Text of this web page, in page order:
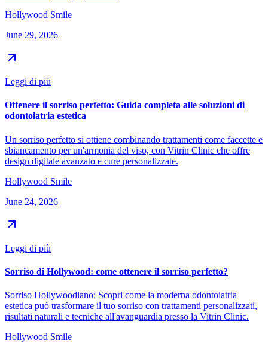
Hollywood Smile
June 29, 2026
Leggi di più
Ottenere il sorriso perfetto: Guida completa alle soluzioni di
odontoiatria estetica
Un sorriso perfetto si ottiene combinando trattamenti come faccette e
sbiancamento per un'armonia del viso, con Vitrin Clinic che offre
design digitale avanzato e cure personalizzate.
Hollywood Smile
June 24, 2026
Leggi di più
Sorriso di Hollywood: come ottenere il sorriso perfetto?
Sorriso Hollywoodiano: Scopri come la moderna odontoiatria
estetica può trasformare il tuo sorriso con trattamenti personalizzati,
risultati naturali e tecniche all'avanguardia presso la Vitrin Clinic.
Hollywood Smile